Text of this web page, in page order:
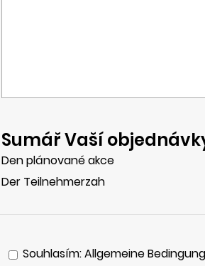
Sumář Vaší
Den plánované akce
Der Teilnehmerzah
Souhlasím: Allgemeine